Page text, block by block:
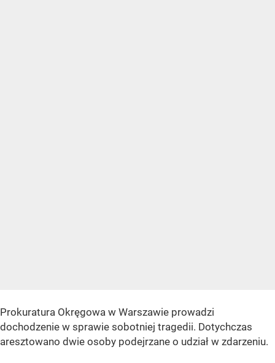
Prokuratura Okręgowa w Warszawie prowadzi
dochodzenie w sprawie sobotniej tragedii. Dotychczas
aresztowano dwie osoby podejrzane o udział w zdarzeniu.